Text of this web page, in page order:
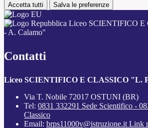
Accetta tutti Salva le preferenze
Liceo SCIENTIFICO E
- A. Calamo"
Contatti
Liceo SCIENTIFICO E CLASSICO "L.
Via T. Nobile 72017 OSTUNI (BR)
Tel: 0831 332291 Sede Scientifico -
Classico
Email: brps11000v@istruzione.it Link